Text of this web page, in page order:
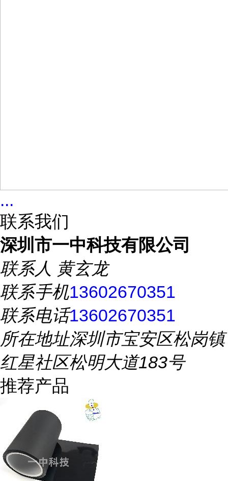
...
联系我们
深圳市一中科技有限公司
联系人 黄玄龙
联系手机13602670351
联系电话13602670351
所在地址深圳市宝安区松岗镇
红星社区松明大道183号
推荐产品